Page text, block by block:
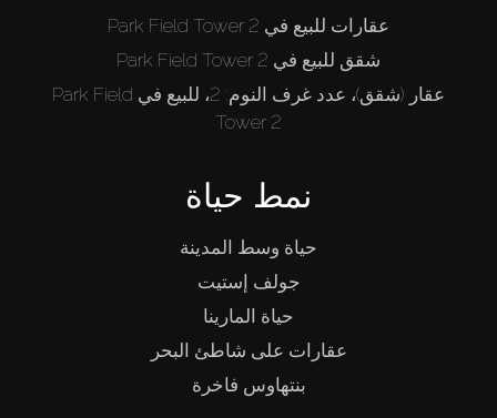
عقارات للبيع في Park Field Tower 2
شقق للبيع في Park Field Tower 2
عقار (شقق)، عدد غرف النوم: 2، للبيع في Park Field
Tower 2
نمط حياة
حياة وسط المدينة
جولف إستيت
حياة المارينا
عقارات على شاطئ البحر
بنتهاوس فاخرة